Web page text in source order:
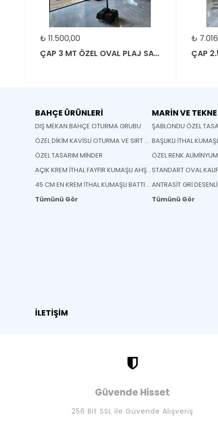
₺ 11.500,00
ÇAP 3 MT ÖZEL OVAL PLAJ SAHİL CAFE BEACH BAHÇE ŞEMSİYESİ
₺
BAHÇE ÜRÜNLERİ
DIŞ MEKAN BAHÇE OTURMA GRUBU
ÖZEL DİKİM KAVİSLİ OTURMA VE SIRT MİNDERİ
ÖZEL TASARIM MİNDER
AÇIK KREM İTHAL FAYFIR KUMAŞLI AHŞAP KATLANABİLİR SANDELYE
45 CM EN KREM İTHAL KUMAŞLI BATTI ÇIKTI KUMAŞ
Tümünü Gör
MARİN VE
ŞABLONDU ÖZEL
BAŞLIKLI İTHAL
ÖZEL RENK
ANTRASİT GRİ
Tümünü Gör
İLETİŞİM
Güvende Hisset
256 Bit SSL ile Güvende Alışveriş